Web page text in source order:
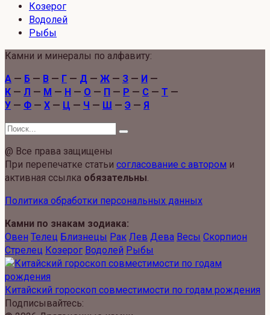
Козерог
Водолей
Рыбы
Камни и минералы по алфавиту:
А — Б — В — Г — Д — Ж — З — И —
К — Л — М — Н — О — П — Р — С — Т —
У — Ф — Х — Ц — Ч — Ш — Э — Я
Search
@ Все права защищены
При перепечатке статьи согласование с автором и
активная ссылка обязательны.
Политика обработки персональных данных
Камни по знакам зодиака:
Овен Телец Близнецы Рак Лев Дева Весы Скорпион
Стрелец Козерог Водолей Рыбы
Китайский гороскоп совместимости по годам рождения
Подписывайтесь: